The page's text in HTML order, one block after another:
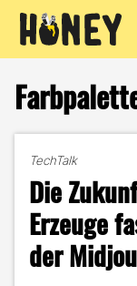
Inhalt
springen
TechTalk
Die
Erzeuge
der